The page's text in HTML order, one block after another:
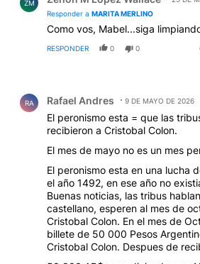
ZM
Responder a MARITA MERLINO
Como vos, Mabel...siga
RESPONDER 0 0
RA Rafael Andres 9 DE MAYO DE 2026
El peronismo esta = que las
recibieron a Cristobal Colon.
El mes de mayo no es un mes
El peronismo esta en una lucha
el año 1492, en ese año no
Buenas noticias, las tribus
castellano, esperen al mes de
Cristobal Colon. En el mes de
billete de 50 000 Pesos
Cristobal Colon. Despues de